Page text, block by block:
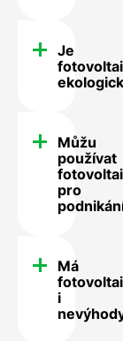
Je
Můžu
používat
pro
Má
i